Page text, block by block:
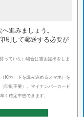
進みましょう。
刷して郵送する必要が
っていない場合は書面提出をしま
ICカードを読み込めるスマホ）を
印刷不要）。マイナンバーカード
く確定申告できます。